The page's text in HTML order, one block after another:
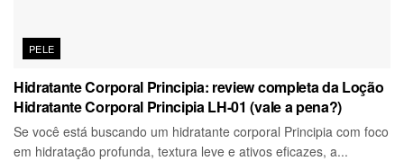
PELE
Hidratante Corporal Principia: review completa da Loção
Hidratante Corporal Principia LH-01 (vale a pena?)
Se você está buscando um hidratante corporal Principia com foco
em hidratação profunda, textura leve e ativos eficazes, a...